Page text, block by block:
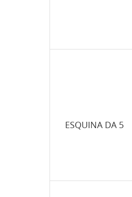
ESQUINA DA 5